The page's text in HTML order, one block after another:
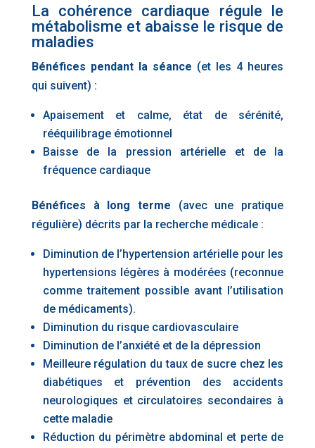
La cohérence cardiaque régule le
métabolisme et abaisse le risque de
maladies
Bénéfices pendant la séance (et les 4 heures
qui suivent) :
Apaisement et calme, état de sérénité,
rééquilibrage émotionnel
Baisse de la pression artérielle et de la
fréquence cardiaque
Bénéfices à long terme (avec une pratique
régulière) décrits par la recherche médicale :
Diminution de l’hypertension artérielle pour les
hypertensions légères à modérées (reconnue
comme traitement possible avant l’utilisation
de médicaments).
Diminution du risque cardiovasculaire
Diminution de l’anxiété et de la dépression
Meilleure régulation du taux de sucre chez les
diabétiques et prévention des accidents
neurologiques et circulatoires secondaires à
cette maladie
Réduction du périmètre abdominal et perte de